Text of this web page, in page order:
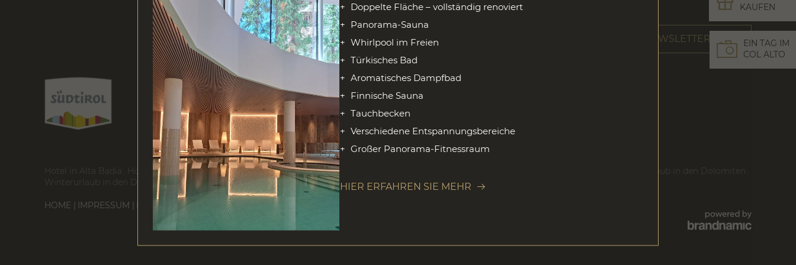
KAUFEN
EIN TAG IM
COL ALTO
Family & Kids
NEWSLETTER
Hotel in Alta Badia Hotel in Corvara Wellnesshotel in Alta Badia Unterkunft in Corvara
Wanderurlaub in den Dolomiten
Winterurlaub in den Dolomiten
Hotel in Corvara direkt an der Piste Familienhotel in den Dolomiten
HOME IMPRESSUM DATENSCHUTZ SITEMAP DATENSCHUTZ-EINSTELLUNGEN
Doppelte Fläche – vollständig renoviert
Panorama-Sauna
Whirlpool im Freien
Türkisches Bad
Aromatisches Dampfbad
Finnische Sauna
Tauchbecken
Verschiedene Entspannungsbereiche
Großer Panorama-Fitnessraum
HIER ERFAHREN SIE MEHR